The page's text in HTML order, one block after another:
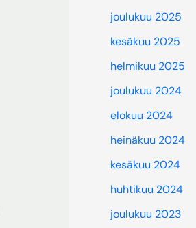
joulukuu 2025
kesäkuu 2025
helmikuu 2025
joulukuu 2024
elokuu 2024
heinäkuu 2024
kesäkuu 2024
huhtikuu 2024
joulukuu 2023